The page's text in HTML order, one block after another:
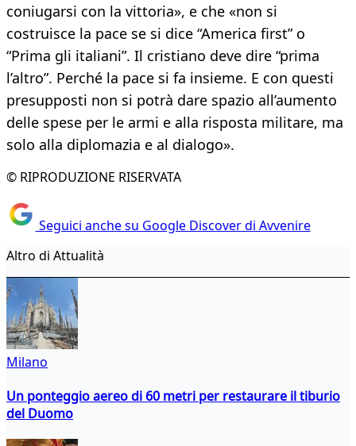
coniugarsi con la vittoria», e che «non si
costruisce la pace se si dice “America first” o
“Prima gli italiani”. Il cristiano deve dire “prima
l’altro”. Perché la pace si fa insieme. E con questi
presupposti non si potrà dare spazio all’aumento
delle spese per le armi e alla risposta militare, ma
solo alla diplomazia e al dialogo».
© RIPRODUZIONE RISERVATA
Seguici anche su Google Discover di Avvenire
Altro di Attualità
Milano
Un ponteggio aereo di 60 metri per restaurare il tiburio
del Duomo